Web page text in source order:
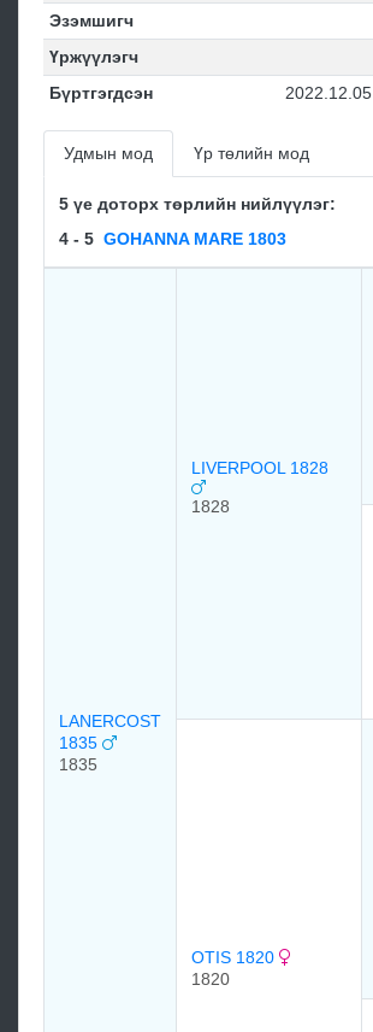
Эзэмшигч
Үржүүлэгч
Бүртгэгдсэн
2022.12.05
Удмын мод Үр төлийн мод
5 үе доторх төрлийн нийлүүлэг:
4 - 5 GOHANNA MARE 1803
LANERCOST
1835
1835
LIVERPOOL 1828
1828
OTIS 1820
1820